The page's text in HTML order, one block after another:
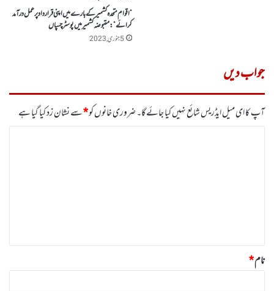
”اقوام متحدہ کشمیرکے بارے میں اپنی قرارداد پر عمل درآمد
کرائے“: مقبوضہ کشمیر میں پوسٹرچسپاں
5 جنوری, 2023
جواب دیں
آپ کا ای میل ایڈریس شائع نہیں کیا جائے گا۔ضروری خانوں کو*سے نشان زد کیا گیا ہے
نام*